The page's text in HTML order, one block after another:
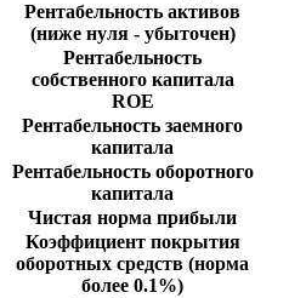
Рентабельность активов
(ниже нуля - убыточен)
Рентабельность
собственного капитала
ROE
Рентабельность заемного
капитала
Рентабельность оборотного
капитала
Чистая норма прибыли
Коэффициент покрытия
оборотных средств (норма
более 0.1%)